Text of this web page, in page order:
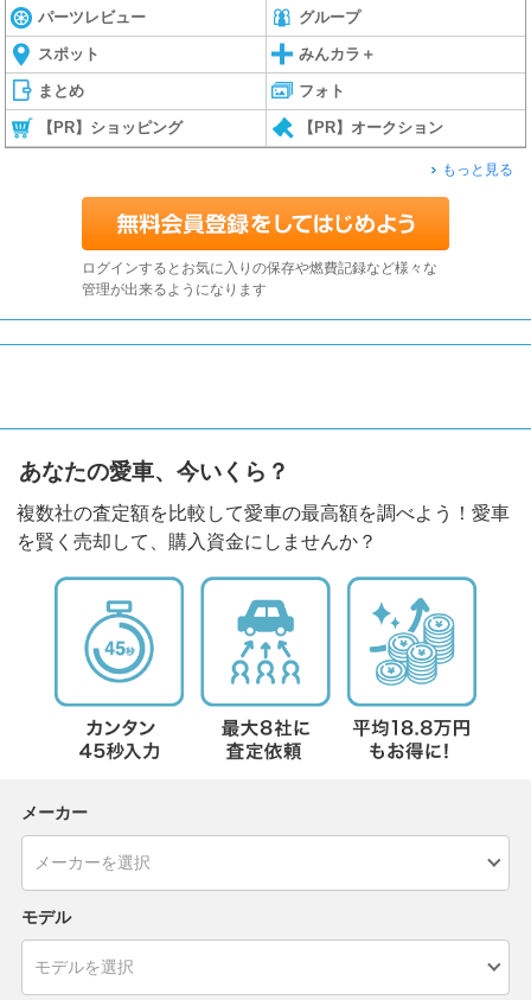
パーツレビュー グループ
スポット みんカラ＋
まとめ フォト
【PR】ショッピング 【PR】オークション
もっと見る
ログインするとお気に入りの保存や燃費記録など様々な
管理が出来るようになります
あなたの愛車、今いくら？
複数社の査定額を比較して愛車の最高額を調べよう！愛車
を賢く売却して、購入資金にしませんか？
メーカー
モデル